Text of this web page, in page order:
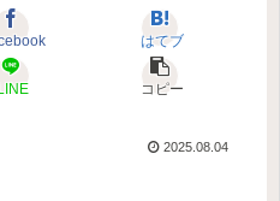
はてブ
LINE コピー
2025.08.04